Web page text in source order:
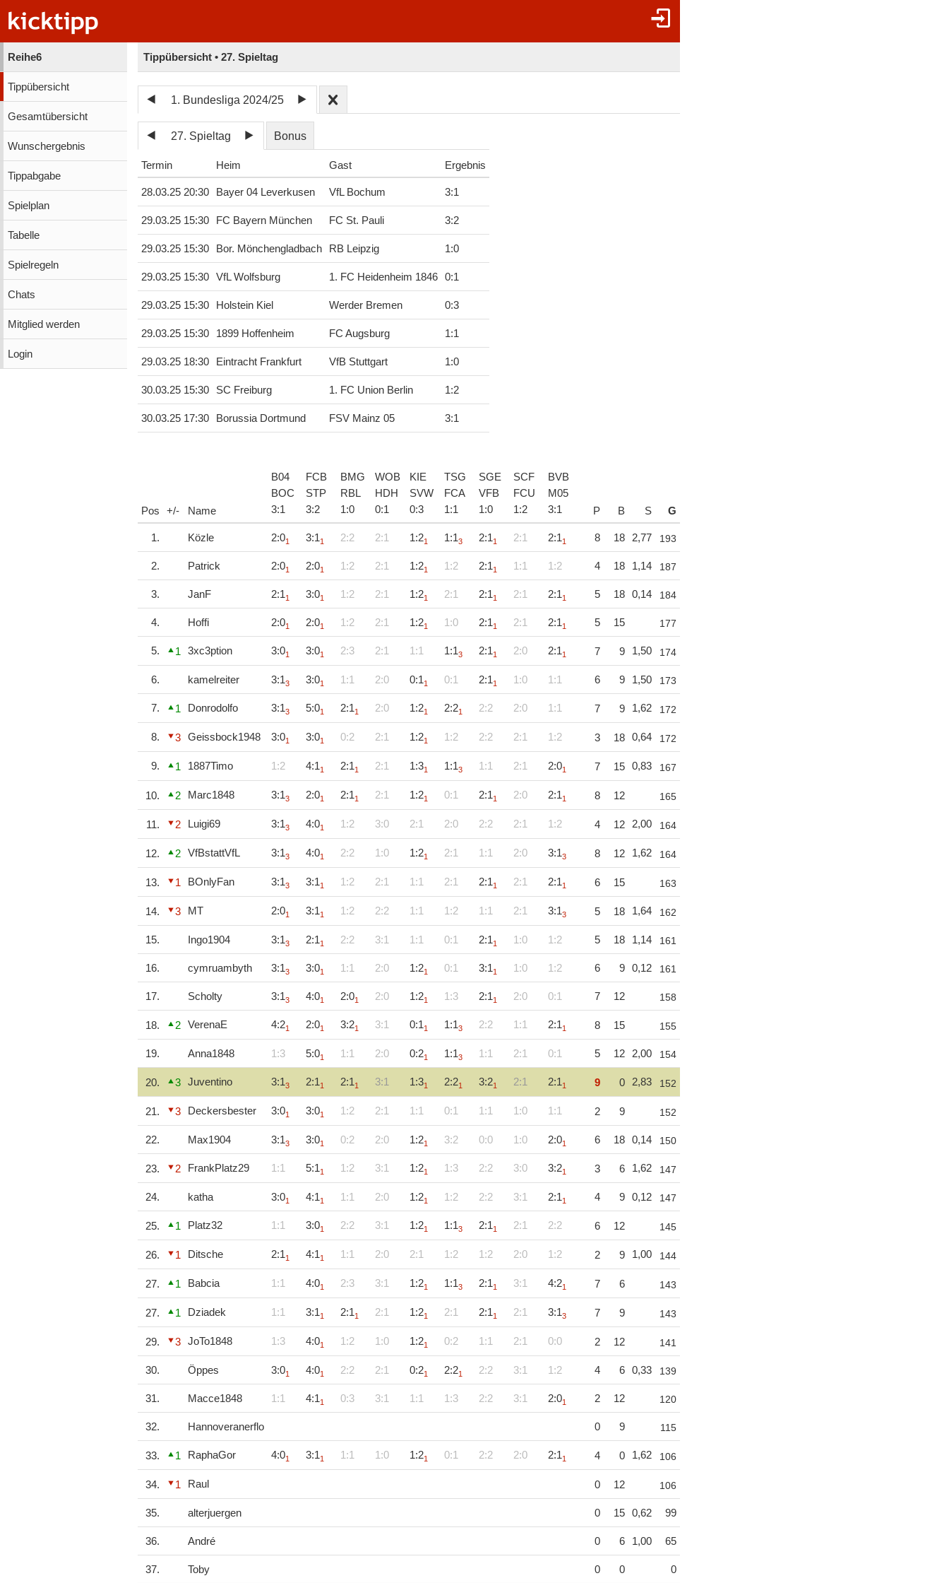
Reihe6
Tippübersicht
Gesamtübersicht
Wunschergebnis
Tippabgabe
Spielplan
Tabelle
Spielregeln
Chats
Mitglied werden
Login
Tippübersicht • 27. Spieltag
1. Bundesliga 2024/25
27. Spieltag Bonus
Termin Heim Gast Ergebnis
28.03.25 20:30 Bayer 04 Leverkusen VfL Bochum 3:1
29.03.25 15:30 FC Bayern München FC St. Pauli 3:2
29.03.25 15:30 Bor. Mönchengladbach RB Leipzig 1:0
29.03.25 15:30 VfL Wolfsburg 1. FC Heidenheim 1846 0:1
29.03.25 15:30 Holstein Kiel Werder Bremen 0:3
29.03.25 15:30 1899 Hoffenheim FC Augsburg 1:1
29.03.25 18:30 Eintracht Frankfurt VfB Stuttgart 1:0
30.03.25 15:30 SC Freiburg 1. FC Union Berlin 1:2
30.03.25 17:30 Borussia Dortmund FSV Mainz 05 3:1
Pos +/- Name
B04
BOC
3:1
FCB
STP
3:2
BMG
RBL
1:0
WOB
HDH
0:1
KIE
SVW
0:3
TSG
FCA
1:1
SGE
VFB
1:0
SCF
FCU
1:2
BVB
M05
3:1 P B S G
1. Közle 2:01 3:11 2:2 2:1 1:21 1:13 2:11 2:1 2:11 8 18 2,77 193
2. Patrick 2:01 2:01 1:2 2:1 1:21 1:2 2:11 1:1 1:2 4 18 1,14 187
3. JanF 2:11 3:01 1:2 2:1 1:21 2:1 2:11 2:1 2:11 5 18 0,14 184
4. Hoffi 2:01 2:01 1:2 2:1 1:21 1:0 2:11 2:1 2:11 5 15 177
5. 1 3xc3ption 3:01 3:01 2:3 2:1 1:1 1:13 2:11 2:0 2:11 7 9 1,50 174
6. kamelreiter 3:13 3:01 1:1 2:0 0:11 0:1 2:11 1:0 1:1 6 9 1,50 173
7. 1 Donrodolfo 3:13 5:01 2:11 2:0 1:21 2:21 2:2 2:0 1:1 7 9 1,62 172
8. 3 Geissbock1948 3:01 3:01 0:2 2:1 1:21 1:2 2:2 2:1 1:2 3 18 0,64 172
9. 1 1887Timo 1:2 4:11 2:11 2:1 1:31 1:13 1:1 2:1 2:01 7 15 0,83 167
10. 2 Marc1848 3:13 2:01 2:11 2:1 1:21 0:1 2:11 2:0 2:11 8 12 165
11. 2 Luigi69 3:13 4:01 1:2 3:0 2:1 2:0 2:2 2:1 1:2 4 12 2,00 164
12. 2 VfBstattVfL 3:13 4:01 2:2 1:0 1:21 2:1 1:1 2:0 3:13 8 12 1,62 164
13. 1 BOnlyFan 3:13 3:11 1:2 2:1 1:1 2:1 2:11 2:1 2:11 6 15 163
14. 3 MT 2:01 3:11 1:2 2:2 1:1 1:2 1:1 2:1 3:13 5 18 1,64 162
15. Ingo1904 3:13 2:11 2:2 3:1 1:1 0:1 2:11 1:0 1:2 5 18 1,14 161
16. cymruambyth 3:13 3:01 1:1 2:0 1:21 0:1 3:11 1:0 1:2 6 9 0,12 161
17. Scholty 3:13 4:01 2:01 2:0 1:21 1:3 2:11 2:0 0:1 7 12 158
18. 2 VerenaE 4:21 2:01 3:21 3:1 0:11 1:13 2:2 1:1 2:11 8 15 155
19. Anna1848 1:3 5:01 1:1 2:0 0:21 1:13 1:1 2:1 0:1 5 12 2,00 154
20. 3 Juventino 3:13 2:11 2:11 3:1 1:31 2:21 3:21 2:1 2:11 9 0 2,83 152
21. 3 Deckersbester 3:01 3:01 1:2 2:1 1:1 0:1 1:1 1:0 1:1 2 9 152
22. Max1904 3:13 3:01 0:2 2:0 1:21 3:2 0:0 1:0 2:01 6 18 0,14 150
23. 2 FrankPlatz29 1:1 5:11 1:2 3:1 1:21 1:3 2:2 3:0 3:21 3 6 1,62 147
24. katha 3:01 4:11 1:1 2:0 1:21 1:2 2:2 3:1 2:11 4 9 0,12 147
25. 1 Platz32 1:1 3:01 2:2 3:1 1:21 1:13 2:11 2:1 2:2 6 12 145
26. 1 Ditsche 2:11 4:11 1:1 2:0 2:1 1:2 1:2 2:0 1:2 2 9 1,00 144
27. 1 Babcia 1:1 4:01 2:3 3:1 1:21 1:13 2:11 3:1 4:21 7 6 143
27. 1 Dziadek 1:1 3:11 2:11 2:1 1:21 2:1 2:11 2:1 3:13 7 9 143
29. 3 JoTo1848 1:3 4:01 1:2 1:0 1:21 0:2 1:1 2:1 0:0 2 12 141
30. Öppes 3:01 4:01 2:2 2:1 0:21 2:21 2:2 3:1 1:2 4 6 0,33 139
31. Macce1848 1:1 4:11 0:3 3:1 1:1 1:3 2:2 3:1 2:01 2 12 120
32. Hannoveranerflo 0 9 115
33. 1 RaphaGor 4:01 3:11 1:1 1:0 1:21 0:1 2:2 2:0 2:11 4 0 1,62 106
34. 1 Raul 0 12 106
35. alterjuergen 0 15 0,62 99
36. André 0 6 1,00 65
37. Toby 0 0 0